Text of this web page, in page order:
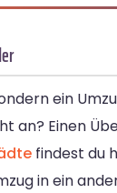
ein
an? Einen
findest du
in ein